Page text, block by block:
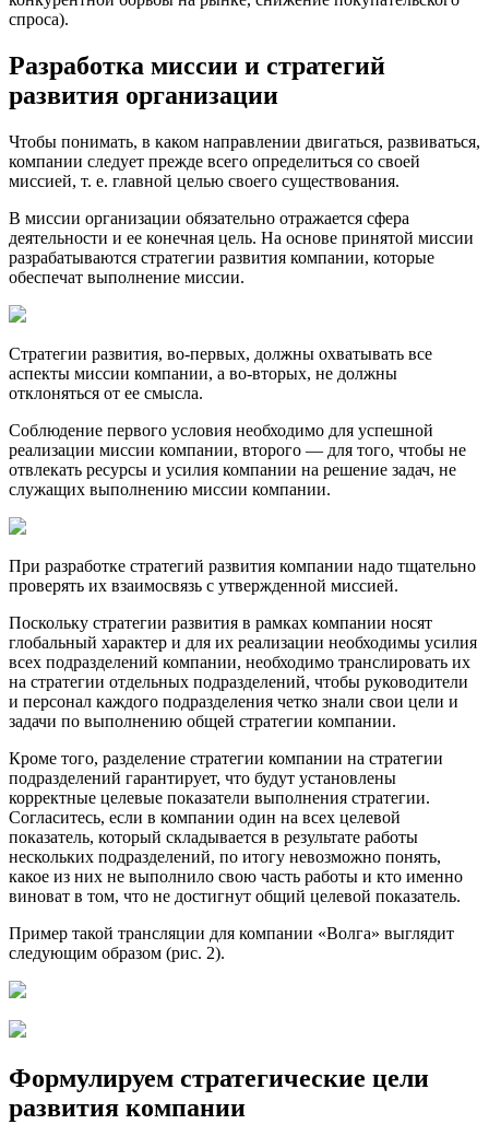
спроса).
Разработка миссии и стратегий
развития организации
Чтобы понимать, в каком направлении двигаться, развиваться,
компании следует прежде всего определиться со своей
миссией, т. е. главной целью своего существования.
В миссии организации обязательно отражается сфера
деятельности и ее конечная цель. На основе принятой миссии
разрабатываются стратегии развития компании, которые
обеспечат выполнение миссии.
Стратегии развития, во-первых, должны охватывать все
аспекты миссии компании, а во-вторых, не должны
отклоняться от ее смысла.
Соблюдение первого условия необходимо для успешной
реализации миссии компании, второго — для того, чтобы не
отвлекать ресурсы и усилия компании на решение задач, не
служащих выполнению миссии компании.
При разработке стратегий развития компании надо тщательно
проверять их взаимосвязь с утвержденной миссией.
Поскольку стратегии развития в рамках компании носят
глобальный характер и для их реализации необходимы усилия
всех подразделений компании, необходимо транслировать их
на стратегии отдельных подразделений, чтобы руководители
и персонал каждого подразделения четко знали свои цели и
задачи по выполнению общей стратегии компании.
Кроме того, разделение стратегии компании на стратегии
подразделений гарантирует, что будут установлены
корректные целевые показатели выполнения стратегии.
Согласитесь, если в компании один на всех целевой
показатель, который складывается в результате работы
нескольких подразделений, по итогу невозможно понять,
какое из них не выполнило свою часть работы и кто именно
виноват в том, что не достигнут общий целевой показатель.
Пример такой трансляции для компании «Волга» выглядит
следующим образом (рис. 2).
Формулируем стратегические цели
развития компании